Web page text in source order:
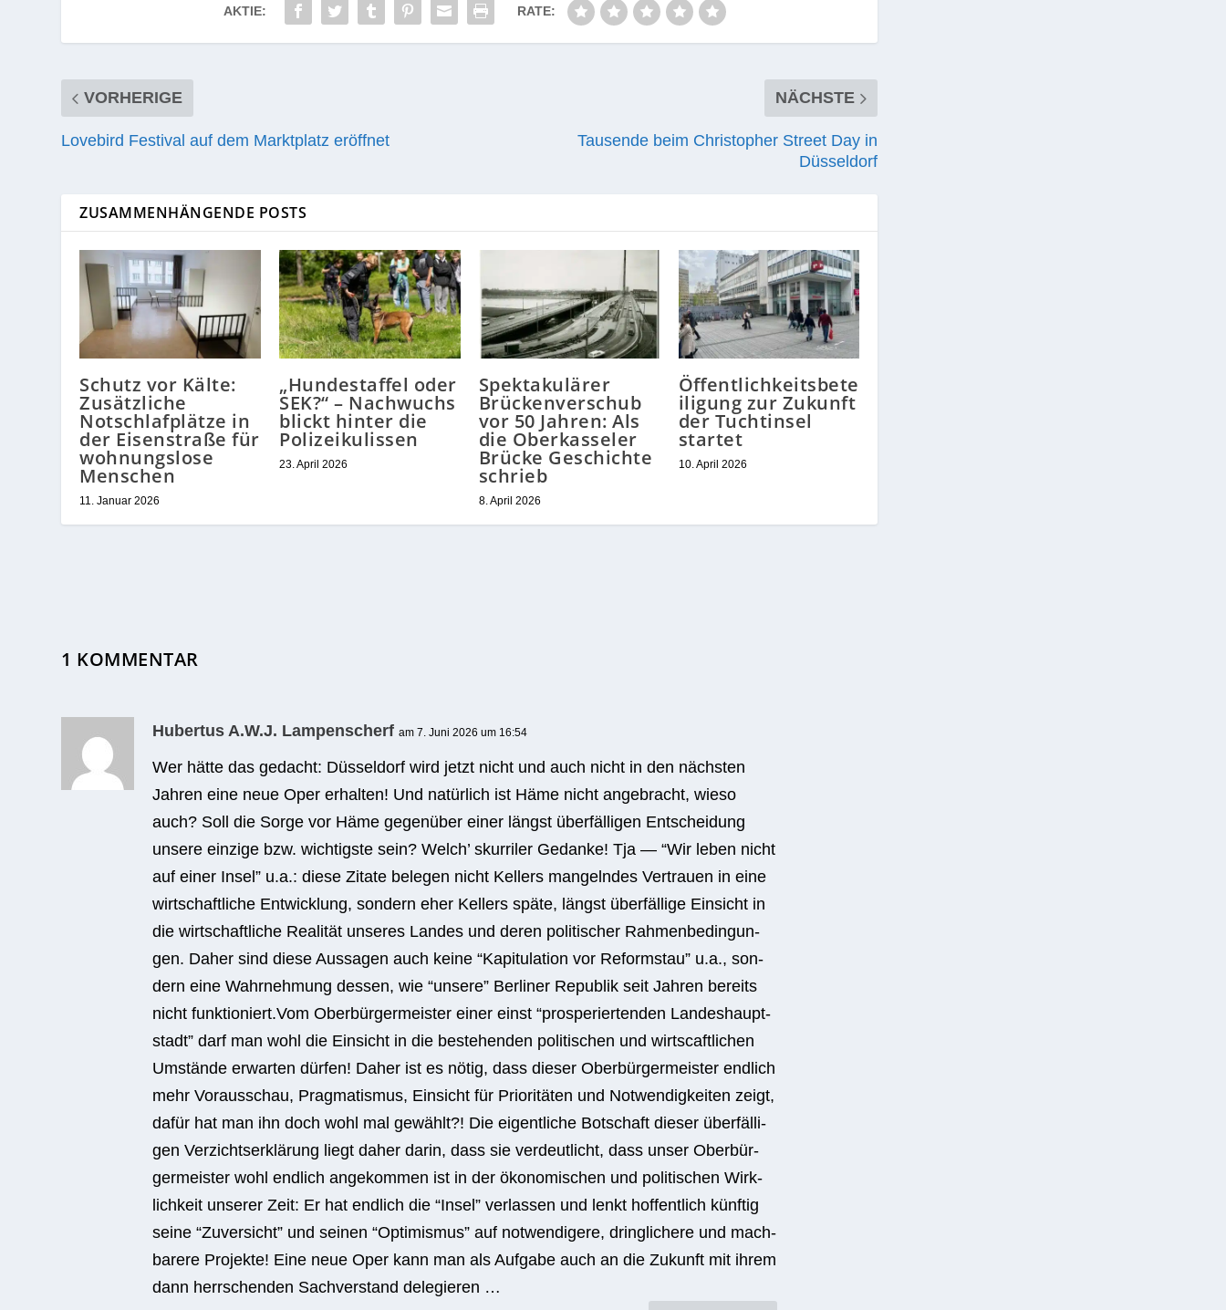
AKTIE: RATE:
VORHERIGE
Lovebird Festival auf dem Marktplatz eröffnet
NÄCHSTE
Tausende beim Christopher Street Day in
Düsseldorf
ZUSAMMENHÄNGENDE POSTS
Schutz vor Kälte:
Zusätzliche
Notschlafplätze in
der Eisenstraße für
wohnungslose
Menschen
11. Januar 2026
„Hundestaffel oder
SEK?“ – Nachwuchs
blickt hinter die
Polizeikulissen
23. April 2026
Spektakulärer
Brückenverschub
vor 50 Jahren: Als
die Oberkasseler
Brücke Geschichte
schrieb
8. April 2026
Öffentlichkeitsbete
iligung zur Zukunft
der Tuchtinsel
startet
10. April 2026
1 KOMMENTAR
Hubertus A.W.J. Lampenscherf am 7. Juni 2026 um 16:54
Wer hätte das gedacht: Düs­sel­dorf wird jetzt nicht und auch nicht in den nächs­ten
Jah­ren eine neue Oper erhal­ten! Und natür­lich ist Häme nicht ange­bracht, wieso
auch? Soll die Sorge vor Häme gegen­über einer längst über­fäl­li­gen Ent­schei­dung
unsere ein­zige bzw. wich­tigste sein? Welch’ skur­ri­ler Gedanke! Tja — “Wir leben nicht
auf einer Insel” u.a.: diese Zitate bele­gen nicht Kel­lers man­geln­des Ver­trauen in eine
wirt­schaft­li­che Ent­wick­lung, son­dern eher Kel­lers späte, längst über­fäl­lige Ein­sicht in
die wirt­schaft­li­che Rea­li­tät unse­res Lan­des und deren poli­ti­scher Rah­men­be­din­gun­
gen. Daher sind diese Aus­sa­gen auch keine “Kapi­tu­la­tion vor Reform­stau” u.a., son­
dern eine Wahr­neh­mung des­sen, wie “unsere” Ber­li­ner Repu­blik seit Jah­ren bereits
nicht funktioniert.Vom Ober­bür­ger­meis­ter einer einst “pro­spe­rier­ten­den Lan­des­haupt­
stadt” darf man wohl die Ein­sicht in die bestehen­den poli­ti­schen und wirts­caft­li­chen
Umstände erwar­ten dür­fen! Daher ist es nötig, dass die­ser Ober­bür­ger­meis­ter end­lich
mehr Vor­aus­schau, Prag­ma­tis­mus, Ein­sicht für Prio­ri­tä­ten und Not­wen­dig­kei­ten zeigt,
dafür hat man ihn doch wohl mal gewählt?! Die eigent­li­che Bot­schaft die­ser über­fäl­li­
gen Ver­zichts­er­klä­rung liegt daher darin, dass sie ver­deut­licht, dass unser Ober­bür­
ger­meis­ter wohl end­lich ange­kom­men ist in der öko­no­mi­schen und poli­ti­schen Wirk­
lich­keit unse­rer Zeit: Er hat end­lich die “Insel” ver­las­sen und lenkt hof­fent­lich künf­tig
seine “Zuver­sicht” und sei­nen “Opti­mis­mus” auf not­wen­di­gere, dring­li­chere und mach­
ba­rere Pro­jekte! Eine neue Oper kann man als Auf­gabe auch an die Zukunft mit ihrem
dann herr­schen­den Sach­ver­stand delegieren …